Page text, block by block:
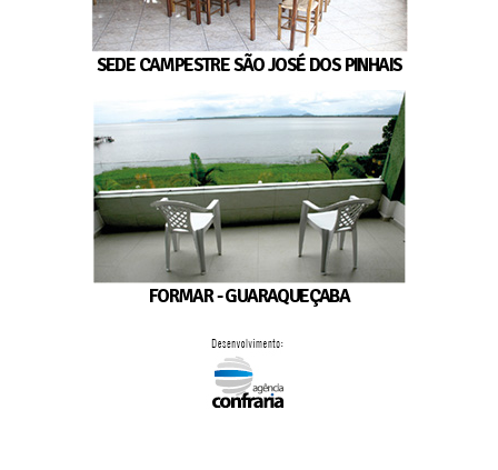
SEDE CAMPESTRE SÃO JOSÉ DOS PINHAIS
FORMAR - GUARAQUEÇABA